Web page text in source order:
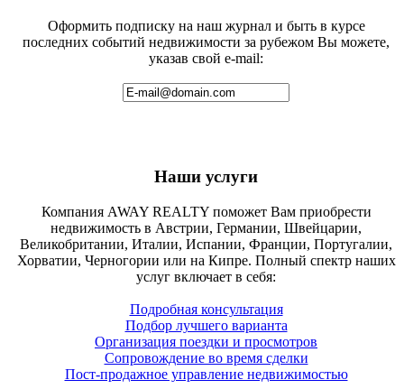
Оформить подписку на наш журнал и быть в курсе
последних событий недвижимости за рубежом Вы можете,
указав свой e-mail:
Наши услуги
Компания AWAY REALTY поможет Вам приобрести
недвижимость в Австрии, Германии, Швейцарии,
Великобритании, Италии, Испании, Франции, Португалии,
Хорватии, Черногории или на Кипре. Полный спектр наших
услуг включает в себя:
Подробная консультация
Подбор лучшего варианта
Организация поездки и просмотров
Сопровождение во время сделки
Пост-продажное управление недвижимостью